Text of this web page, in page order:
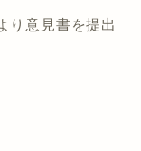
り意見書を提出